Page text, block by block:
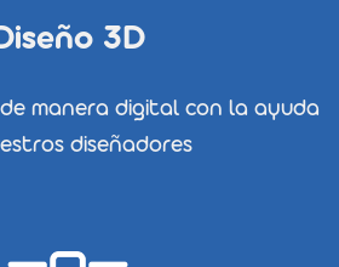
3D
manera digital con la ayuda
diseñadores